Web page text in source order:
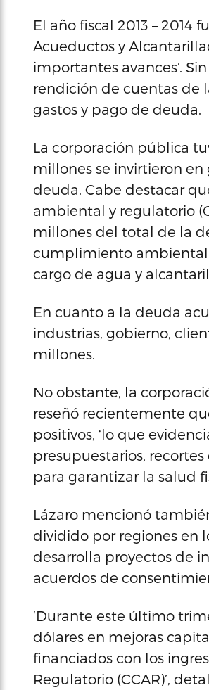
El año fiscal 2013 –
Acueductos y
importantes avances’.
rendición de cuentas de
gastos y pago de deuda.
La corporación pública
millones se invirtieron
deuda. Cabe destacar
ambiental y regulatorio
millones del total de la
cumplimiento ambiental.
cargo de agua y
En cuanto a la deuda
industrias, gobierno,
millones.
No obstante, la
reseñó recientemente
positivos, ‘lo que
presupuestarios,
para garantizar la salud
Lázaro mencionó
dividido por regiones en
desarrolla proyectos de
acuerdos de
‘Durante este último
dólares en mejoras
financiados con los
Regulatorio (CCAR)’,